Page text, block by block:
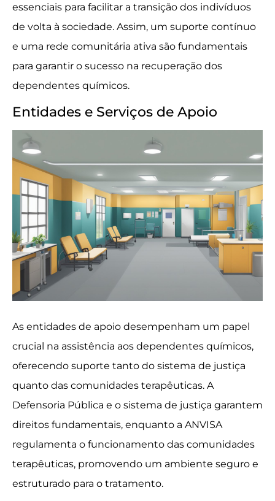
essenciais para facilitar a transição dos indivíduos
de volta à sociedade. Assim, um suporte contínuo
e uma rede comunitária ativa são fundamentais
para garantir o sucesso na recuperação dos
dependentes químicos.
Entidades e Serviços de Apoio
As entidades de apoio desempenham um papel
crucial na assistência aos dependentes químicos,
oferecendo suporte tanto do sistema de justiça
quanto das comunidades terapêuticas. A
Defensoria Pública e o sistema de justiça garantem
direitos fundamentais, enquanto a ANVISA
regulamenta o funcionamento das comunidades
terapêuticas, promovendo um ambiente seguro e
estruturado para o tratamento.